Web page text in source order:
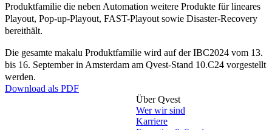
Produktfamilie die neben Automation weitere Produkte für lineares
Playout, Pop-up-Playout, FAST-Playout sowie Disaster-Recovery
bereithält.
Die gesamte makalu Produktfamilie wird auf der IBC2024 vom 13.
bis 16. September in Amsterdam am Qvest-Stand 10.C24 vorgestellt
werden.
Download als PDF
Über Qvest
Wer wir sind
Karriere